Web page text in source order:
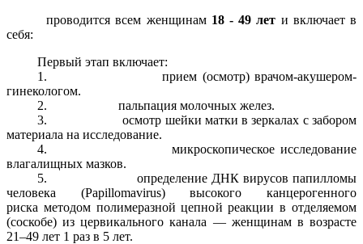
проводится всем женщинам 18 - 49 лет и включает в
себя:
Первый этап включает:
1. прием (осмотр) врачом-акушером-
гинекологом.
2. пальпация молочных желез.
3. осмотр шейки матки в зеркалах с забором
материала на исследование.
4. микроскопическое исследование
влагалищных мазков.
5. определение ДНК вирусов папилломы
человека (Papillomavirus) высокого канцерогенного
риска методом полимеразной цепной реакции в отделяемом
(соскобе) из цервикального канала — женщинам в возрасте
21–49 лет 1 раз в 5 лет.